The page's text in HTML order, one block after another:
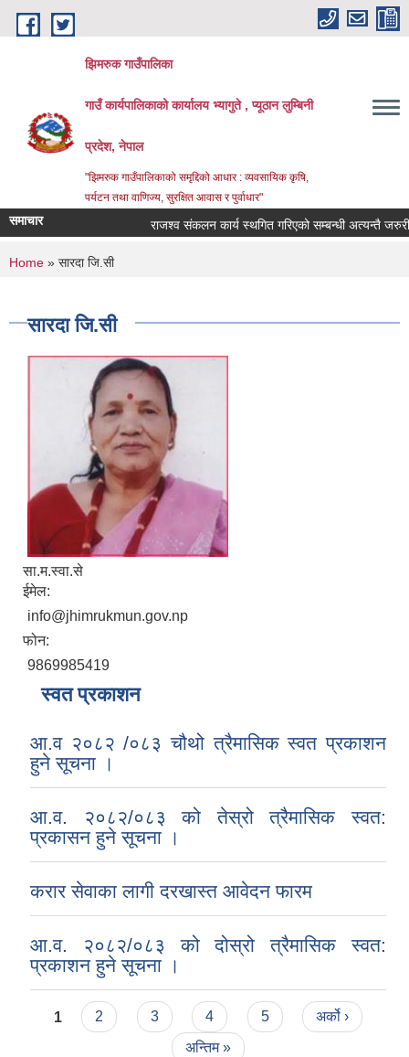
Skip to main content
झिमरुक गाउँपालिका
गाउँ कार्यपालिकाको कार्यालय भ्यागुते , प्यूठान लुम्बिनी
प्रदेश, नेपाल
"झिमरुक गाउँपालिकाको समृद्दिको आधार : व्यवसायिक कृषि,
पर्यटन तथा वाणिज्य, सुरक्षित आवास र पुर्वाधार"
समाचार राजश्व संकलन कार्य स्थगित गरिएको सम्बन्धी अत्यन्तै जरुरी
You are here
Home » सारदा जि.सी
सारदा जि.सी
सा.म.स्वा.से
ईमेल:
info@jhimrukmun.gov.np
फोन:
9869985419
स्वत प्रकाशन
आ.व २०८२ /०८३ चौथो त्रैमासिक स्वत प्रकाशन
हुने सूचना ।
आ.व. २०८२/०८३ को तेस्रो त्रैमासिक स्वत:
प्रकासन हुने सूचना ।
करार सेवाका लागी दरखास्त आवेदन फारम
आ.व. २०८२/०८३ को दोस्रो त्रैमासिक स्वत:
प्रकाशन हुने सूचना ।
Pages
1 2 3 4 5
अर्को ›
अन्तिम »